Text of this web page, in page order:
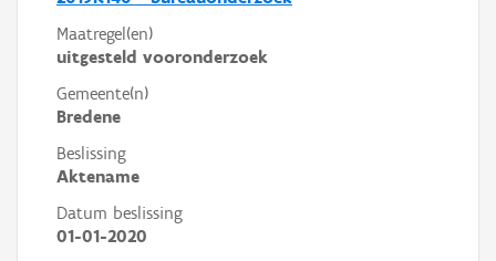
Maatregel(en)
uitgesteld vooronderzoek
Gemeente(n)
Bredene
Beslissing
Aktename
Datum beslissing
01-01-2020